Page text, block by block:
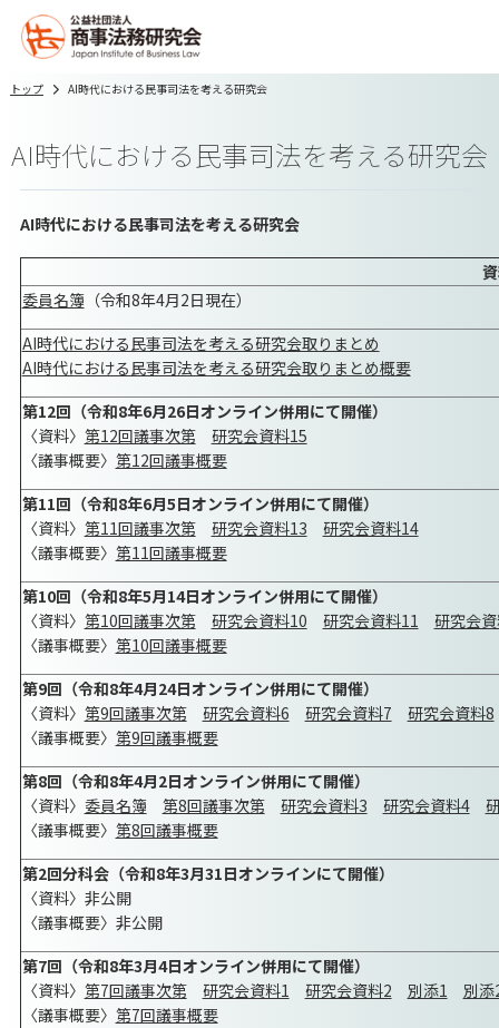
トップ AI時代における民事司法を考える研究会
AI時代における民事司法を考える研究会
AI時代における民事司法を考える研究会
委員名簿 （令和8年4月2日現在）
AI時代における民事司法を考える研究会取りまとめ
AI時代における民事司法を考える研究会取りまとめ概要
第12回（令和8年6月26日オンライン併用にて開催）
〈資料〉 第12回議事次第
研究会資料15
〈議事概要〉 第12回議事概要
第11回（令和8年6月5日オンライン併用にて開催）
〈資料〉 第11回議事次第 研究会資料13
研究会資料14
〈議事概要〉 第11回議事概要
第10回（令和8年5月14日オンライン併用にて開催）
〈資料〉 第10回議事次第 研究会資料10 研究会資料11
研究会
〈議事概要〉 第10回議事概要
第9回（令和8年4月24日オンライン併用にて開催）
〈資料〉 第9回議事次第 研究会資料6 研究会資料7
研究会資料8
〈議事概要〉 第9回議事概要
第8回（令和8年4月2日オンライン併用にて開催）
〈資料〉 委員名簿 第8回議事次第 研究会資料3 研究会資料4
〈議事概要〉 第8回議事概要
第2回分科会（令和8年3月31日オンラインにて開催）
〈資料〉非公開
〈議事概要〉非公開
第7回（令和8年3月4日オンライン併用にて開催）
〈資料〉 第7回議事次第 研究会資料1 研究会資料2 別添1
別添
〈議事概要〉 第7回議事概要